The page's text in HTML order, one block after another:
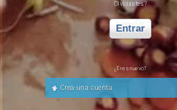
Olvidastes?
Entrar
¿Eres nuevo?
Crea una cuenta